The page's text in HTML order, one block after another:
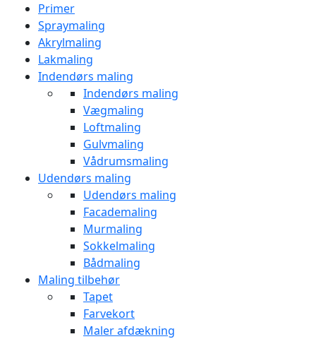
Primer
Spraymaling
Akrylmaling
Lakmaling
Indendørs maling
Indendørs maling
Vægmaling
Loftmaling
Gulvmaling
Vådrumsmaling
Udendørs maling
Udendørs maling
Facademaling
Murmaling
Sokkelmaling
Bådmaling
Maling tilbehør
Tapet
Farvekort
Maler afdækning